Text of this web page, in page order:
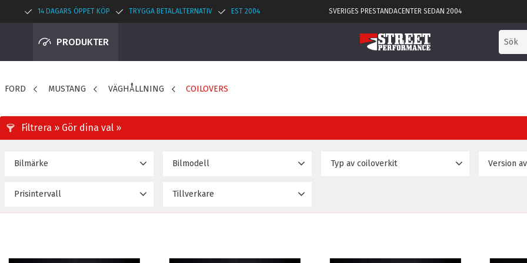
14 DAGARS ÖPPET KÖP TRYGGA BETALALTERNATIV EST 2004 SVERIGES PRESTANDACENTER SEDAN 2004
PRODUKTER
FORD MUSTANG VÄGHÅLLNING COILOVERS
Prisintervall Tillverkare
Typ av coiloverkit Version
Bilmärke Bilmodell
Bolt Distance 75mm)